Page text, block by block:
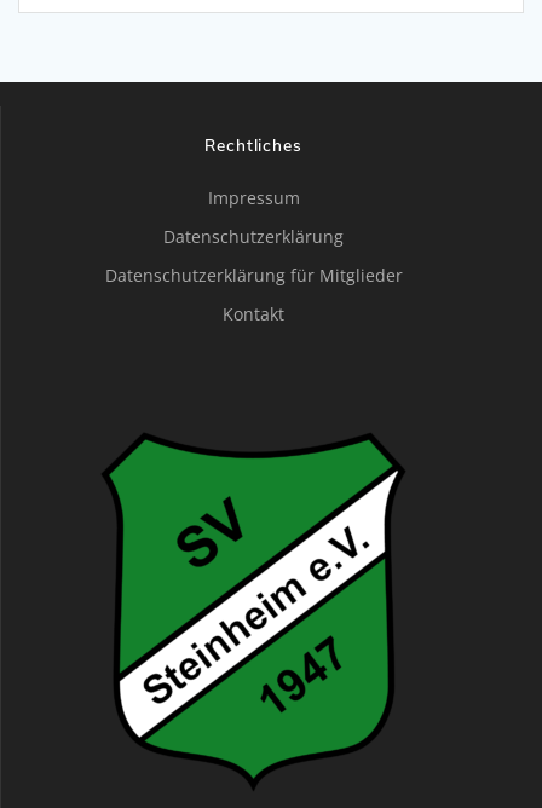
Rechtliches
Impressum
Datenschutzerklärung
Datenschutzerklärung für Mitglieder
Kontakt